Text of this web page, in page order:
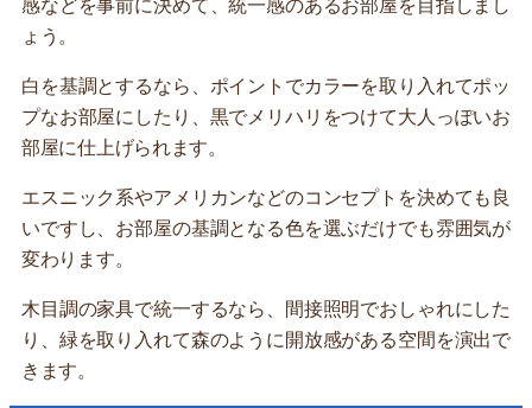
感などを事前に決めて、統一感のあるお部屋を目指しまし
ょう。
白を基調とするなら、ポイントでカラーを取り入れてポッ
プなお部屋にしたり、黒でメリハリをつけて大人っぽいお
部屋に仕上げられます。
エスニック系やアメリカンなどのコンセプトを決めても良
いですし、お部屋の基調となる色を選ぶだけでも雰囲気が
変わります。
木目調の家具で統一するなら、間接照明でおしゃれにした
り、緑を取り入れて森のように開放感がある空間を演出で
きます。